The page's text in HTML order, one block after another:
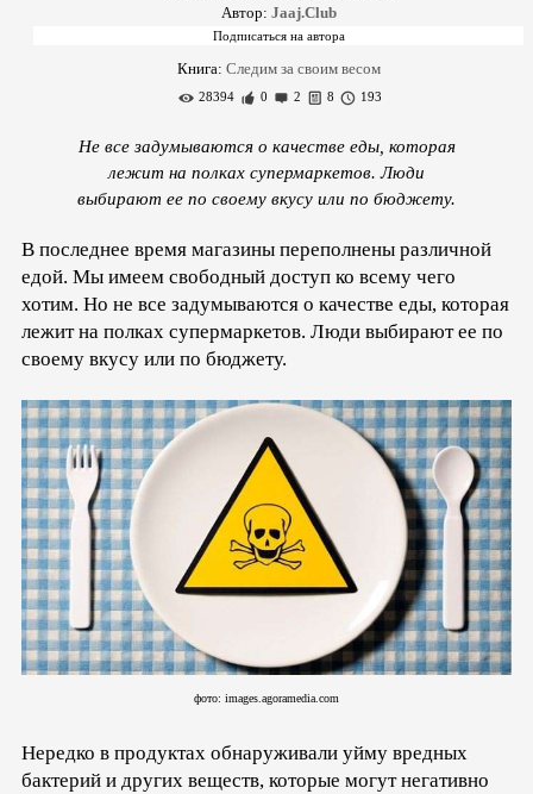
Автор: Jaaj.Club
Книга: Следим за своим весом
28394 0 2 8 193
Не все задумываются о качестве еды, которая
лежит на полках супермаркетов. Люди
выбирают ее по своему вкусу или по бюджету.
В последнее время магазины переполнены различной
едой. Мы имеем свободный доступ ко всему чего
хотим. Но не все задумываются о качестве еды, которая
лежит на полках супермаркетов. Люди выбирают ее по
своему вкусу или по бюджету.
фото: images.agoramedia.com
Нередко в продуктах обнаруживали уйму вредных
бактерий и других веществ, которые могут негативно